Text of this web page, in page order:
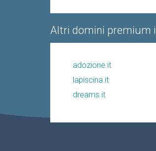
Altri domini premium
adozione.it
lapiscina.it
dreams.it